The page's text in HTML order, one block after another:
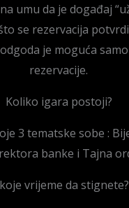
umu da je događaj
se rezervacija
je moguća
rezervacije.
Koliko igara postoji?
3 tematske sobe :
banke i Tajna
vrijeme da stignete?